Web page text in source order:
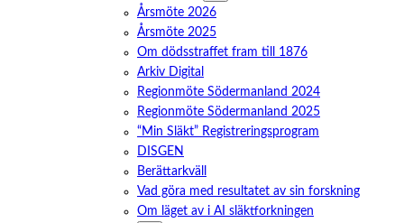
Årsmöte 2026
Årsmöte 2025
Om dödsstraffet fram till 1876
Arkiv Digital
Regionmöte Södermanland 2024
Regionmöte Södermanland 2025
“Min Släkt” Registreringsprogram
DISGEN
Berättarkväll
Vad göra med resultatet av sin forskning
Om läget av i AI släktforkningen